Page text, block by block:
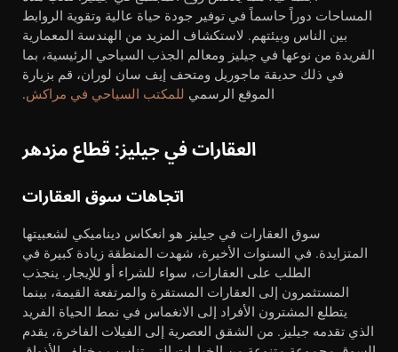
المساحات دوراً حاسماً في توفير جودة حياة عالية وتقوية الروابط
بين الناس وبيئتهم. لاستكشاف المزيد من الهندسة المعمارية
الفريدة من نوعها في جيليز ومعالم الجذب السياحي الرئيسية، بما
في ذلك حديقة ماجوريل ومتحف إيف سان لوران، قم بزيارة
الموقع الرسمي للمكتب السياحي في مراكش.
العقارات في جيليز: قطاع مزدهر
اتجاهات سوق العقارات
سوق العقارات في جيليز هو انعكاس ديناميكي لشعبيتها
المتزايدة. في السنوات الأخيرة، شهدت المنطقة زيادة كبيرة في
الطلب على العقارات، سواء للشراء أو للإيجار. ينجذب
المستثمرون إلى العقارات المستقرة والمرتفعة القيمة، بينما
يتطلع المشترون الأفراد إلى الانغماس في نمط الحياة الفريد
الذي تقدمه جيليز. من الشقق العصرية إلى الفيلات الفاخرة، يقدم